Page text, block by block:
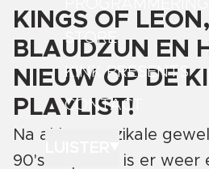
STORE
KINK PRESENTS
CONTACT
KINGS OF LEON,
BLAUDZUN EN
NIEUW OP DE
PLAYLIST!
Na al het muzikale
90's Top 500 is er weer